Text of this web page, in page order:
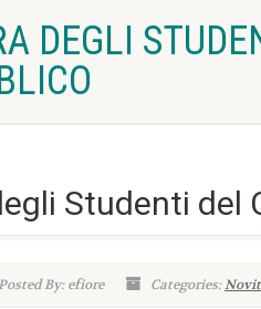
DEGLI
Studenti del
Posted By: efiore Categories: